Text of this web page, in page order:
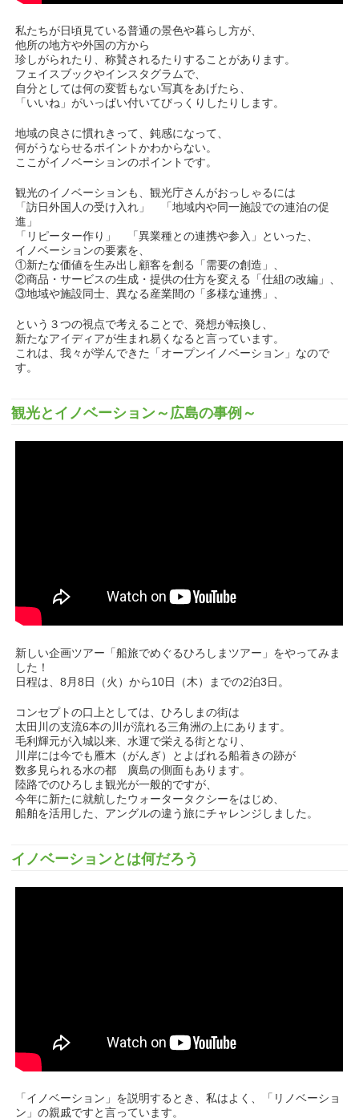
私たちが日頃見ている普通の景色や暮らし方が、
他所の地方や外国の方から
珍しがられたり、称賛されるたりすることがあります。
フェイスブックやインスタグラムで、
自分としては何の変哲もない写真をあげたら、
「いいね」がいっぱい付いてびっくりしたりします。
地域の良さに慣れきって、鈍感になって、
何がうならせるポイントかわからない。
ここがイノベーションのポイントです。
観光のイノベーションも、観光庁さんがおっしゃるには
「訪日外国人の受け入れ」 「地域内や同一施設での連泊の促
進」
「リピーター作り」 「異業種との連携や参入」といった、
イノベーションの要素を、
①新たな価値を生み出し顧客を創る「需要の創造」、
②商品・サービスの生成・提供の仕方を変える「仕組の改編」、
③地域や施設同士、異なる産業間の「多様な連携」、
という３つの視点で考えることで、発想が転換し、
新たなアイディアが生まれ易くなると言っています。
これは、我々が学んできた「オープンイノベーション」なので
す。
観光とイノベーション～広島の事例～
新しい企画ツアー「船旅でめぐるひろしまツアー」をやってみま
した！
日程は、8月8日（火）から10日（木）までの2泊3日。
コンセプトの口上としては、ひろしまの街は
太田川の支流6本の川が流れる三角洲の上にあります。
毛利輝元が入城以来、水運で栄える街となり、
川岸には今でも雁木（がんぎ）とよばれる船着きの跡が
数多見られる水の都 廣島の側面もあります。
陸路でのひろしま観光が一般的ですが、
今年に新たに就航したウォータータクシーをはじめ、
船舶を活用した、アングルの違う旅にチャレンジしました。
イノベーションとは何だろう
「イノベーション」を説明するとき、私はよく、「リノベーショ
ン」の親戚ですと言っています。